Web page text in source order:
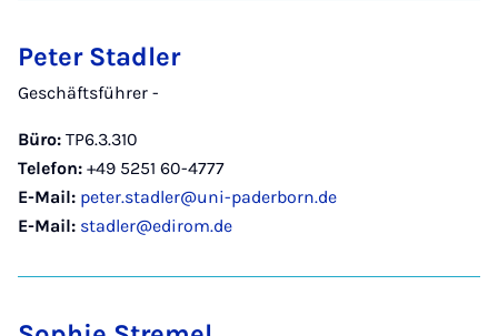
Peter Stadler
Geschäftsführer -
Büro: TP6.3.310
Telefon: +49 5251 60-4777
E-Mail: peter.stadler@uni-paderborn.de
E-Mail: stadler@edirom.de